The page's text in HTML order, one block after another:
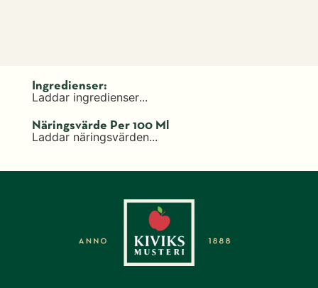
Ingredienser:
Laddar ingredienser...
Näringsvärde Per 100 Ml
Laddar näringsvärden...